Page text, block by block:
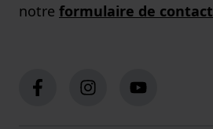
notre formulaire de contact